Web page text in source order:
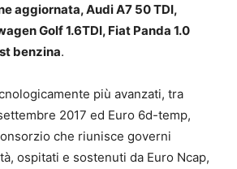
aggiornata, Audi A7 50 TDI,
Golf 1.6TDI, Fiat Panda 1.0
benzina.
più avanzati, tra
2017 ed Euro 6d-temp,
che riunisce governi
ospitati e sostenuti da Euro Ncap,